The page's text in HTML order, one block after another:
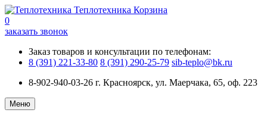
Теплотехника Корзина
0
заказать звонок
Заказ товаров и консультации по телефонам:
8 (391) 221-33-80 8 (391) 290-25-79 sib-teplo@bk.ru
8-902-940-03-26 г. Красноярск, ул. Маерчака, 65, оф. 223
Меню